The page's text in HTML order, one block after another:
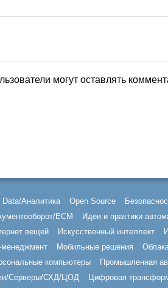
могут оставлять
Data/Аналитика Open Source
ECM
Идеи и практики
вещей
Искусственный интеллект
менеджмент
Мобильные решения
компьютеры
Промышленная
Серверы/СХД/ЦОД
Цифровая